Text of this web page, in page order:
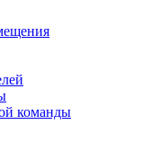
команды